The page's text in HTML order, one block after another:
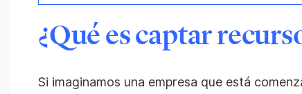
¿Qué es captar
Si imaginamos una empresa que está